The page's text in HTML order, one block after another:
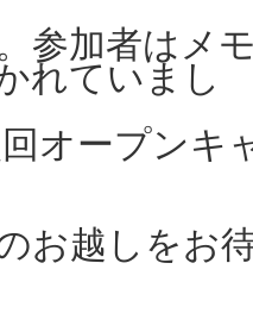
参加者はメ
れていまし
オープンキ
お越しをお